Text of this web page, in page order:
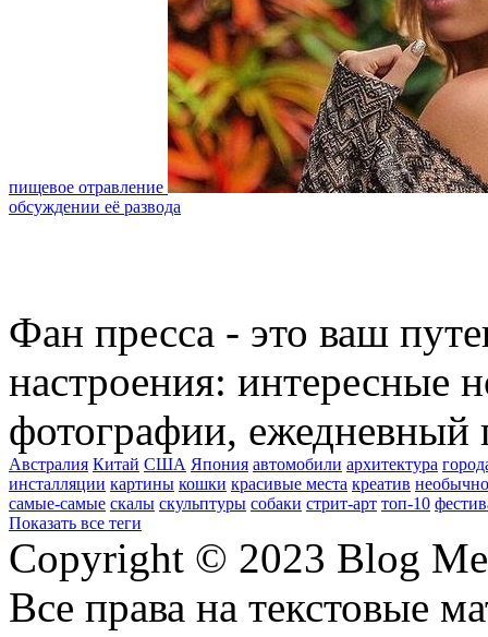
пищевое отравление
обсуждении её развода
Фан пресса - это ваш
настроения: интересные
фотографии, ежедневный
Австралия Китай США Япония автомобили архитектура
инсталляции картины кошки красивые места креатив
самые-самые скалы скульптуры собаки стрит-арт топ-10
Показать все теги
Copyright © 2023 Blog
Все права на текстовые